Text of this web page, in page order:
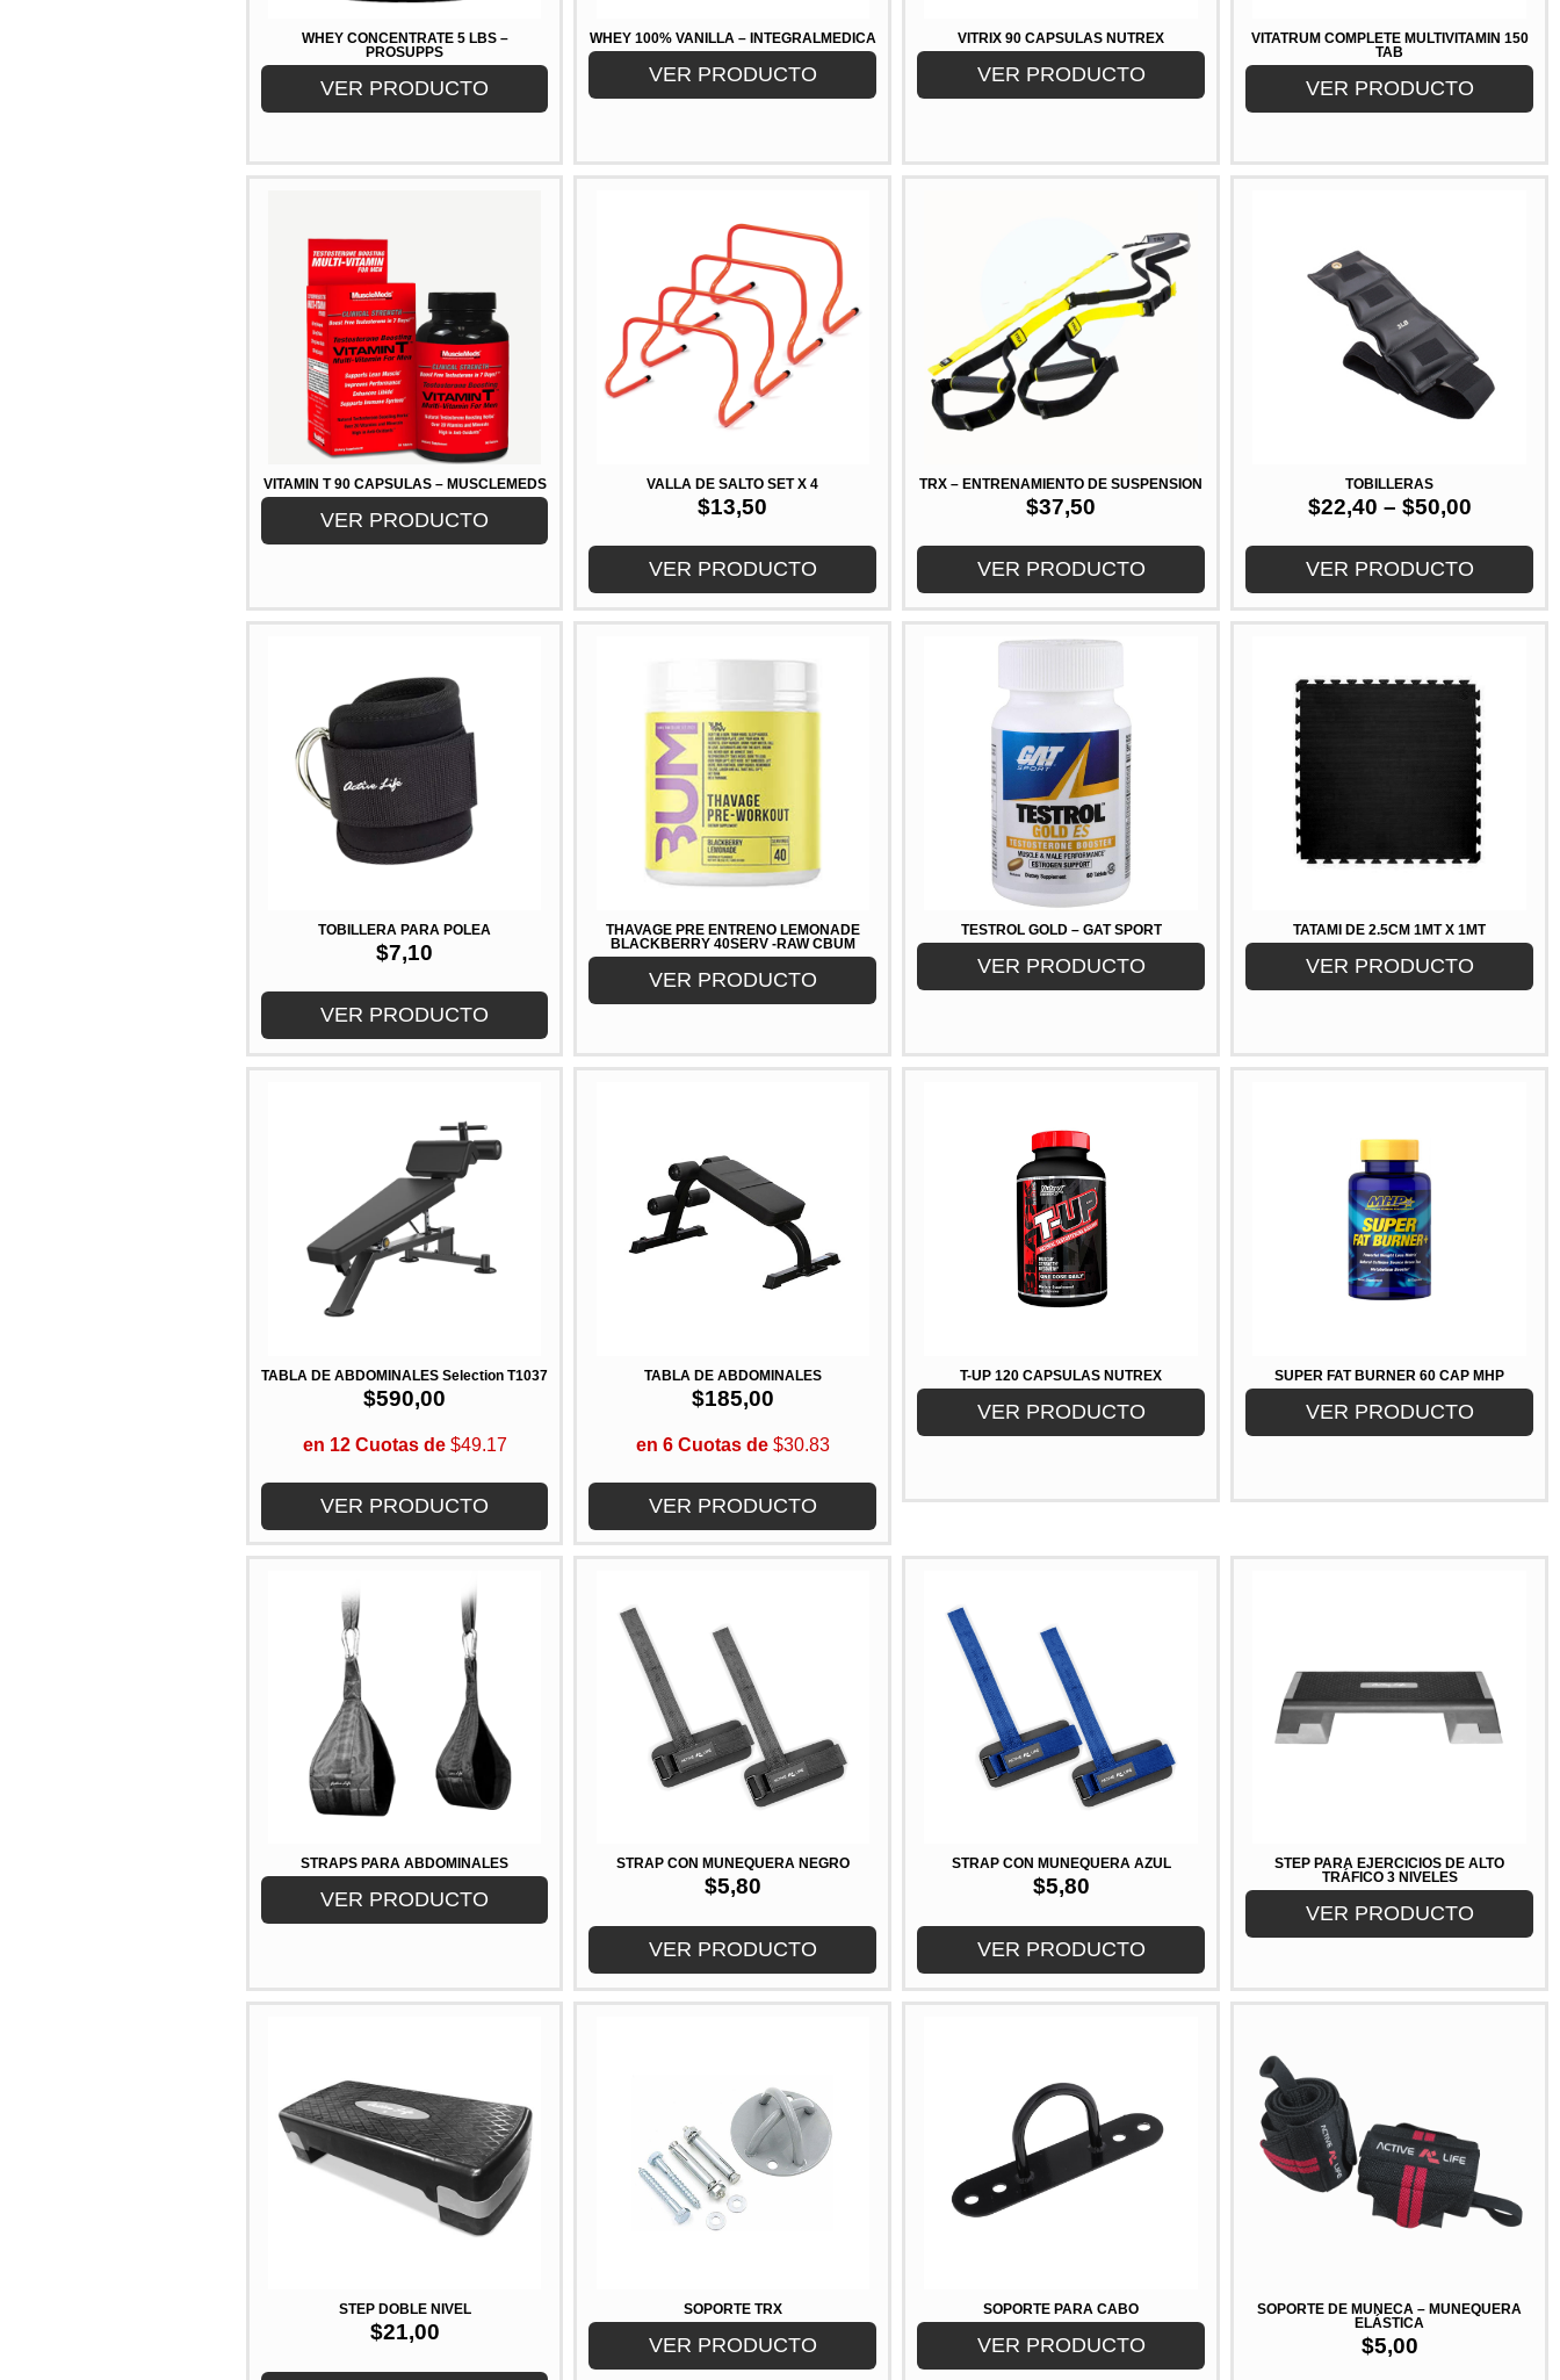
WHEY CONCENTRATE 5 LBS –
PROSUPPS
VER PRODUCTO
WHEY 100% VANILLA – INTEGRALMEDICA
VER PRODUCTO
VITRIX 90 CAPSULAS NUTREX
VER PRODUCTO
VITATRUM COMPLETE MULTIVITAMIN 150
TAB
VER PRODUCTO
VITAMIN T 90 CAPSULAS – MUSCLEMEDS
VER PRODUCTO
VALLA DE SALTO SET X 4
$13,50
VER PRODUCTO
TRX – ENTRENAMIENTO DE SUSPENSIÓN
$37,50
VER PRODUCTO
TOBILLERAS
$22,40 – $50,00
VER PRODUCTO
TOBILLERA PARA POLEA
$7,10
VER PRODUCTO
THAVAGE PRE ENTRENO LEMONADE
BLACKBERRY 40SERV -RAW CBUM
VER PRODUCTO
TESTROL GOLD – GAT SPORT
VER PRODUCTO
TATAMI DE 2.5CM 1MT X 1MT
VER PRODUCTO
TABLA DE ABDOMINALES Selection T1037
$590,00
en 12 Cuotas de$49.17
VER PRODUCTO
TABLA DE ABDOMINALES
$185,00
en 6 Cuotas de$30.83
VER PRODUCTO
T-UP 120 CAPSULAS NUTREX
VER PRODUCTO
SUPER FAT BURNER 60 CAP MHP
VER PRODUCTO
STRAPS PARA ABDOMINALES
VER PRODUCTO
STRAP CON MUÑEQUERA NEGRO
$5,80
VER PRODUCTO
STRAP CON MUÑEQUERA AZUL
$5,80
VER PRODUCTO
STEP PARA EJERCICIOS DE ALTO
TRÁFICO 3 NIVELES
VER PRODUCTO
STEP DOBLE NIVEL
$21,00
SOPORTE TRX
VER PRODUCTO
SOPORTE PARA CABO
VER PRODUCTO
SOPORTE DE MUÑECA – MUÑEQUERA
ELÁSTICA
$5,00